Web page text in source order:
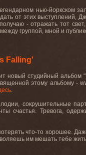
нью-йоркском
от этих выступлений,
- отражать тот
группой, мной и
Falling'
новый студийный
этому альбому -
.
сокрушительные
счастья. Тревога,
что-то хорошее.
им мешать тебе